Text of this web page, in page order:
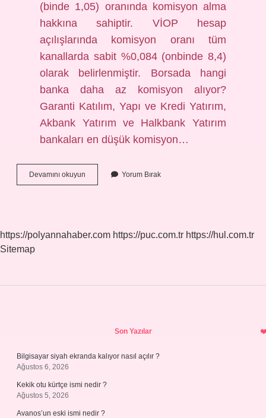
(binde 1,05) oranında komisyon alma
hakkına sahiptir. VİOP hesap
açılışlarında komisyon oranı tüm
kanallarda sabit %0,084 (onbinde 8,4)
olarak belirlenmiştir. Borsada hangi
banka daha az komisyon alıyor?
Garanti Katılım, Yapı ve Kredi Yatırım,
Akbank Yatırım ve Halkbank Yatırım
bankaları en düşük komisyon…
Devamını okuyun
Bankası
Yorum Bırak
https://polyannahaber.com https://puc.com.tr https://hul.com.tr
Sitemap
Son Yazılar
Bilgisayar siyah ekranda kalıyor nasıl açılır ?
Ağustos 6, 2026
Kekik otu kürtçe ismi nedir ?
Ağustos 5, 2026
Avanos’un eski ismi nedir ?